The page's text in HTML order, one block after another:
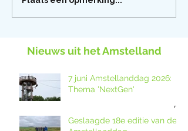
Nieuws uit het Amstelland
7 juni Amstellanddag 2026:
Thema 'NextGen'
Geslaagde 18e editie van de